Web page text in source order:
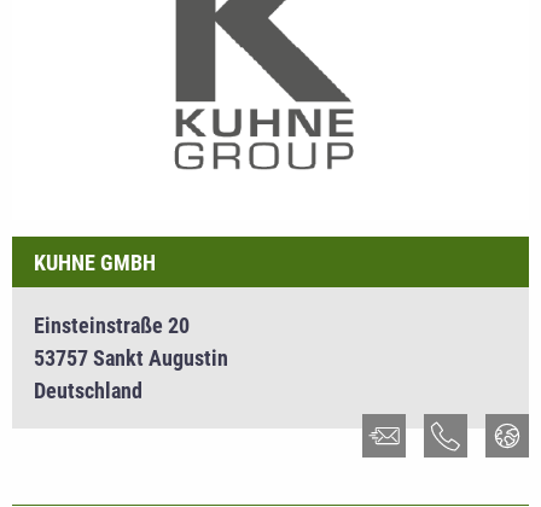
KUHNE GMBH
Einsteinstraße 20
53757 Sankt Augustin
Deutschland